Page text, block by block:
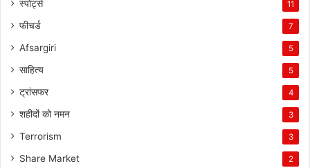
स्पोर्ट्स 11
फीचर्ड 7
Afsargiri 5
साहित्य 5
ट्रांसफर 4
शहीदों को नमन 3
Terrorism 3
Share Market 2